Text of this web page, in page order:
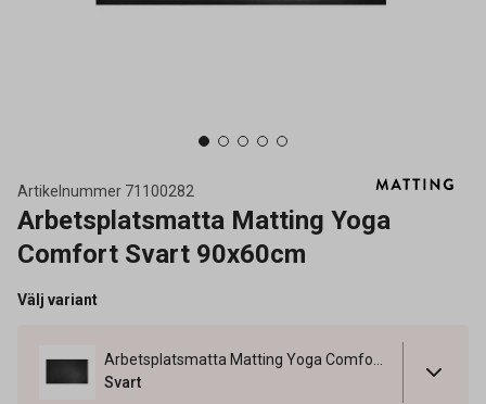
Artikelnummer 71100282
Arbetsplatsmatta Matting Yoga
Comfort Svart 90x60cm
Välj variant
Svart